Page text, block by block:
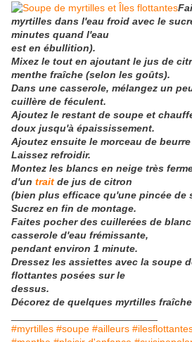
myrtilles dans l'eau froid avec le
minutes quand l'eau
est en ébullition).
Mixez le tout en ajoutant le jus de
menthe fraîche (selon les goûts).
Dans une casserole, mélangez un
cuillère de féculent.
Ajoutez le restant de soupe et
doux jusqu'à épaississement.
Ajoutez ensuite le morceau de
Laissez refroidir.
Montez les blancs en neige très
d'un trait de jus de citron
(bien plus efficace qu'une pincée de
Sucrez en fin de montage.
Faites pocher des cuillerées de
casserole d'eau frémissante,
pendant environ 1 minute.
Dressez les assiettes avec la soupe
flottantes posées sur le
dessus.
Décorez de quelques myrtilles
#myrtilles #soupe #ailleurs